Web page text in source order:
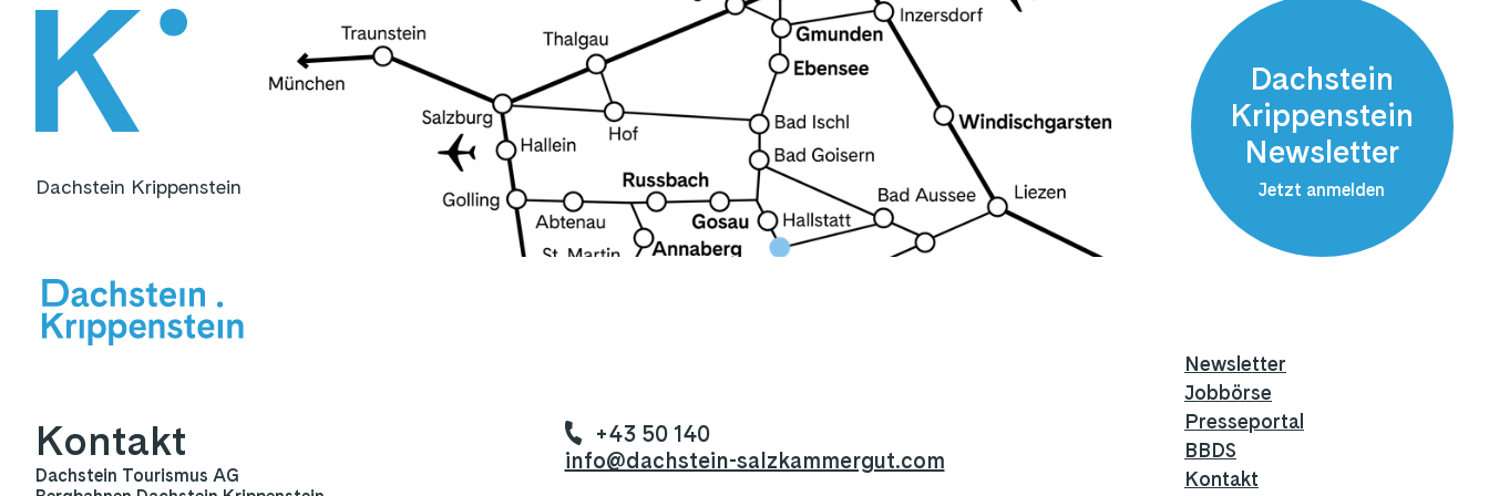
Dachstein Krippenstein
Dachstein
Krippenstein
Newsletter
Jetzt anmelden
Kontakt
Dachstein Tourismus AG
+43 50 140
info@dachstein-salzkammergut.com
Newsletter
Jobbörse
Presseportal
BBDS
Kontakt